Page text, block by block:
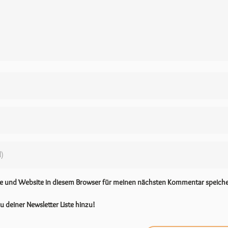
und Website in diesem Browser für meinen nächsten Kommentar
deiner Newsletter Liste hinzu!